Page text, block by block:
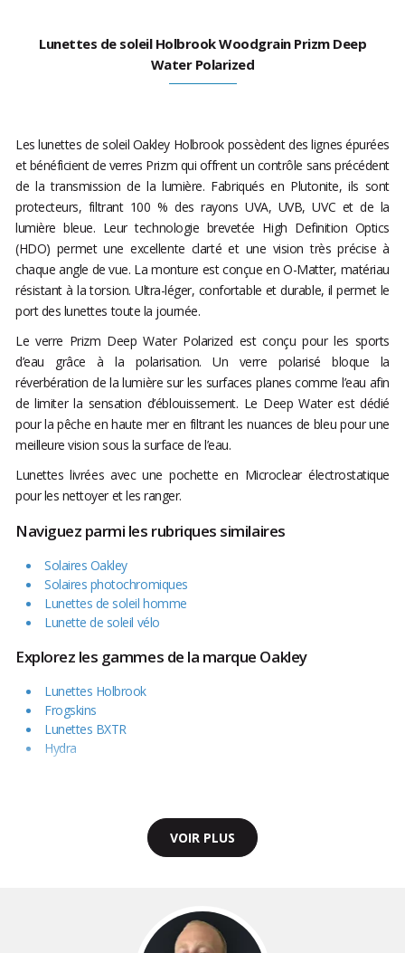
Lunettes de soleil Holbrook Woodgrain Prizm Deep
Water Polarized
Les lunettes de soleil Oakley Holbrook possèdent des lignes épurées
et bénéficient de verres Prizm qui offrent un contrôle sans précédent
de la transmission de la lumière. Fabriqués en Plutonite, ils sont
protecteurs, filtrant 100 % des rayons UVA, UVB, UVC et de la
lumière bleue. Leur technologie brevetée High Definition Optics
(HDO) permet une excellente clarté et une vision très précise à
chaque angle de vue. La monture est conçue en O-Matter, matériau
résistant à la torsion. Ultra-léger, confortable et durable, il permet le
port des lunettes toute la journée.
Le verre Prizm Deep Water Polarized est conçu pour les sports
d’eau grâce à la polarisation. Un verre polarisé bloque la
réverbération de la lumière sur les surfaces planes comme l’eau afin
de limiter la sensation d’éblouissement. Le Deep Water est dédié
pour la pêche en haute mer en filtrant les nuances de bleu pour une
meilleure vision sous la surface de l’eau.
Lunettes livrées avec une pochette en Microclear électrostatique
pour les nettoyer et les ranger.
Naviguez parmi les rubriques similaires
Solaires Oakley
Solaires photochromiques
Lunettes de soleil homme
Lunette de soleil vélo
Explorez les gammes de la marque Oakley
Lunettes Holbrook
Frogskins
Lunettes BXTR
Hydra
VOIR PLUS